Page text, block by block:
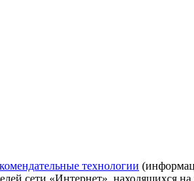
технологии
сети «Интернет», находящихся